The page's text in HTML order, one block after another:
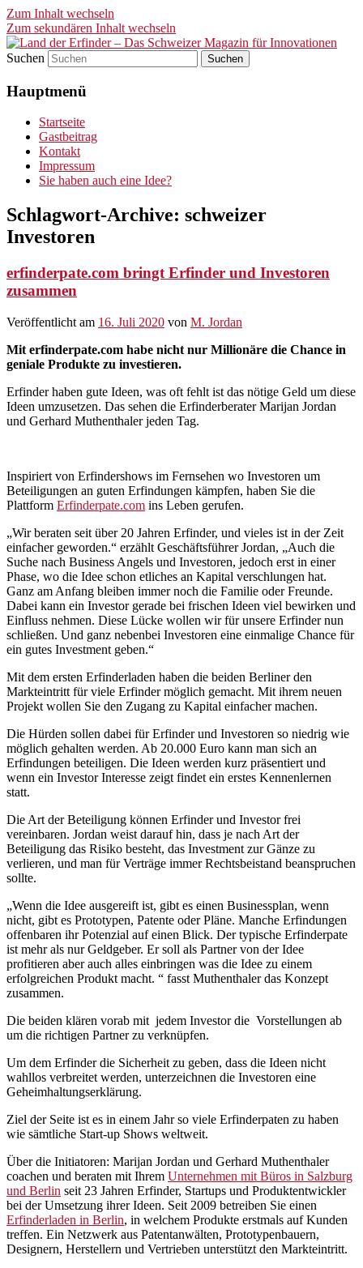
Zum Inhalt wechseln
Zum sekundären Inhalt wechseln
Land der Erfinder – Das
Schweizer Magazin für
Innovationen
Suchen
Hauptmenü
Startseite
Gastbeitrag
Kontakt
Impressum
Sie haben auch eine Idee?
Schlagwort-Archive: schweizer
Investoren
erfinderpate.com bringt Erfinder und Investoren
zusammen
Veröffentlicht am 16. Juli 2020 von M. Jordan
Mit erfinderpate.com habe nicht nur Millionäre die Chance in
geniale Produkte zu investieren.
Erfinder haben gute Ideen, was oft fehlt ist das nötige Geld um diese
Ideen umzusetzen. Das sehen die Erfinderberater Marijan Jordan
und Gerhard Muthenthaler jeden Tag.
Inspiriert von Erfindershows im Fernsehen wo Investoren um
Beteiligungen an guten Erfindungen kämpfen, haben Sie die
Plattform Erfinderpate.com ins Leben gerufen.
„Wir beraten seit über 20 Jahren Erfinder, und vieles ist in der Zeit
einfacher geworden.“ erzählt Geschäftsführer Jordan, „Auch die
Suche nach Business Angels und Investoren, jedoch erst in einer
Phase, wo die Idee schon etliches an Kapital verschlungen hat.
Ganz am Anfang bleiben immer noch die Familie oder Freunde.
Dabei kann ein Investor gerade bei frischen Ideen viel bewirken und
Einfluss nehmen. Diese Lücke wollen wir für unsere Erfinder nun
schließen. Und ganz nebenbei Investoren eine einmalige Chance für
ein gutes Investment geben.“
Mit dem ersten Erfinderladen haben die beiden Berliner den
Markteintritt für viele Erfinder möglich gemacht. Mit ihrem neuen
Projekt wollen Sie den Zugang zu Kapital einfacher machen.
Die Hürden sollen dabei für Erfinder und Investoren so niedrig wie
möglich gehalten werden. Ab 20.000 Euro kann man sich an
Erfindungen beteiligen. Die Ideen werden kurz präsentiert und
wenn ein Investor Interesse zeigt findet ein erstes Kennenlernen
statt.
Die Art der Beteiligung können Erfinder und Investor frei
vereinbaren. Jordan weist darauf hin, dass je nach Art der
Beteiligung das Risiko besteht, das Investment zur Gänze zu
verlieren, und man für Verträge immer Rechtsbeistand beanspruchen
sollte.
„Wenn die Idee ausgereift ist, gibt es einen Businessplan, wenn
nicht, gibt es Prototypen, Patente oder Pläne. Manche Erfindungen
offenbaren ihr Potenzial auf einen Blick. Der typische Erfinderpate
ist mehr als nur Geldgeber. Er soll als Partner von der Idee
profitieren aber auch alles einbringen was die Idee zu einem
erfolgreichen Produkt macht. “ fasst Muthenthaler das Konzept
zusammen.
Die beiden klären vorab mit jedem Investor die Vorstellungen ab
um die richtigen Partner zu verknüpfen.
Um dem Erfinder die Sicherheit zu geben, dass die Ideen nicht
wahllos verbreitet werden, unterzeichnen die Investoren eine
Geheimhaltungserklärung.
Ziel der Seite ist es in einem Jahr so viele Erfinderpaten zu haben
wie sämtliche Start-up Shows weltweit.
Über die Initiatoren: Marijan Jordan und Gerhard Muthenthaler
coachen und beraten mit Ihrem Unternehmen mit Büros in Salzburg
und Berlin seit 23 Jahren Erfinder, Startups und Produktentwickler
bei der Umsetzung ihrer Ideen. Seit 2009 betreiben Sie einen
Erfinderladen in Berlin, in welchem Produkte erstmals auf Kunden
treffen. Ein Netzwerk aus Patentanwälten, Prototypenbauern,
Designern, Herstellern und Vertrieben unterstützt den Markteintritt.